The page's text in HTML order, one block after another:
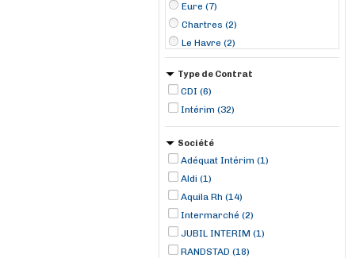
Eure (7)
Chartres (2)
Le Havre (2)
Lisieux (2)
Sotteville-lès-Rouen (2)
Amblainville (1)
Argentan (1)
Type de Contrat
CDI (6)
Intérim (32)
Société
Adéquat Intérim (1)
Aldi (1)
Aquila Rh (14)
Intermarché (2)
JUBIL INTERIM (1)
RANDSTAD (18)